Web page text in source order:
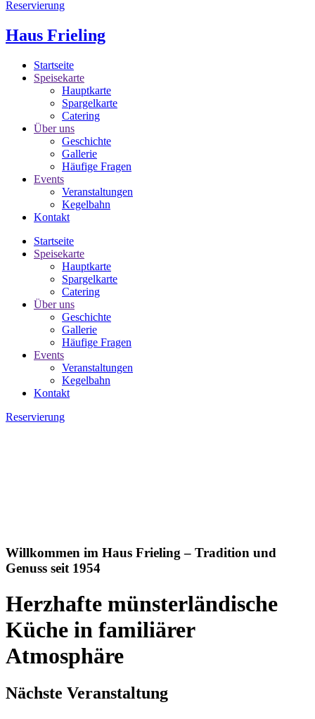
Reservierung
Haus Frieling
Startseite
Speisekarte
Hauptkarte
Spargelkarte
Catering
Über uns
Geschichte
Gallerie
Häufige Fragen
Events
Veranstaltungen
Kegelbahn
Kontakt
Startseite
Speisekarte
Hauptkarte
Spargelkarte
Catering
Über uns
Geschichte
Gallerie
Häufige Fragen
Events
Veranstaltungen
Kegelbahn
Kontakt
Reservierung
Willkommen im Haus Frieling – Tradition und
Genuss seit 1954
Herzhafte münsterländische
Küche in familiärer
Atmosphäre
Nächste Veranstaltung